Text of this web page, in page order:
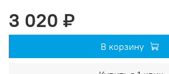
3 020 ₽
В корзину